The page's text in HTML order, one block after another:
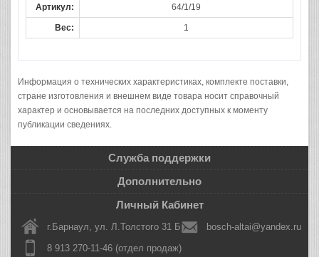
Артикул: 64/1/19
Вес: 1
Информация о технических характеристиках, комплекте поставки,
стране изготовления и внешнем виде товара носит справочный
характер и основывается на последних доступных к моменту
публикации сведениях.
Служба поддержки
Дополнительно
Личный Кабинет
г.Барнаул, ул. Л.Толстого 31 Б
bosch-altai@yandex.ru
8 913 270-11-46 (отдел продаж)